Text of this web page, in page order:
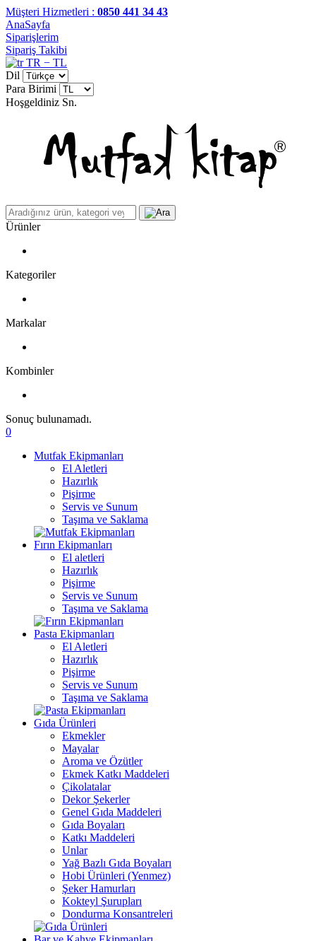
Müşteri Hizmetleri : 0850 441 34 43
AnaSayfa
Siparişlerim
Sipariş Takibi
TR − TL
Dil
Para Birimi
Hoşgeldiniz Sn.
Ürünler
Kategoriler
Markalar
Kombinler
Sonuç bulunamadı.
0
Mutfak Ekipmanları
El Aletleri
Hazırlık
Pişirme
Servis ve Sunum
Taşıma ve Saklama
Fırın Ekipmanları
El aletleri
Hazırlık
Pişirme
Servis ve Sunum
Taşıma ve Saklama
Pasta Ekipmanları
El Aletleri
Hazırlık
Pişirme
Servis ve Sunum
Taşıma ve Saklama
Gıda Ürünleri
Ekmekler
Mayalar
Aroma ve Özütler
Ekmek Katkı Maddeleri
Çikolatalar
Dekor Şekerler
Genel Gıda Maddeleri
Gıda Boyaları
Katkı Maddeleri
Unlar
Yağ Bazlı Gıda Boyaları
Hobi Ürünleri (Yenmez)
Şeker Hamurları
Kokteyl Şurupları
Dondurma Konsantreleri